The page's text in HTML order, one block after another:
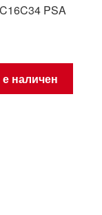
PSA
наличен